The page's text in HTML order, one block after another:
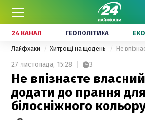
24 КАНАЛ ГЕОПОЛІТИКА
Лайфхаки Хитрощі на щодень
27 листопада, 15:28 3
Не впізнаєте
додати до прання для
білосніжного кольору